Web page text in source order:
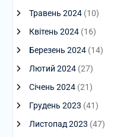
Травень 2024(10)
Квітень 2024(16)
Березень 2024(14)
Лютий 2024(27)
Січень 2024(21)
Грудень 2023 (41)
Листопад 2023 (47)